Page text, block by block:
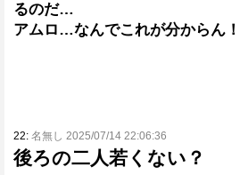
るのだ…
アムロ…なんでこれが分からん！
22: 名無し 2025/07/14 22:06:36
後ろの二人若くない？